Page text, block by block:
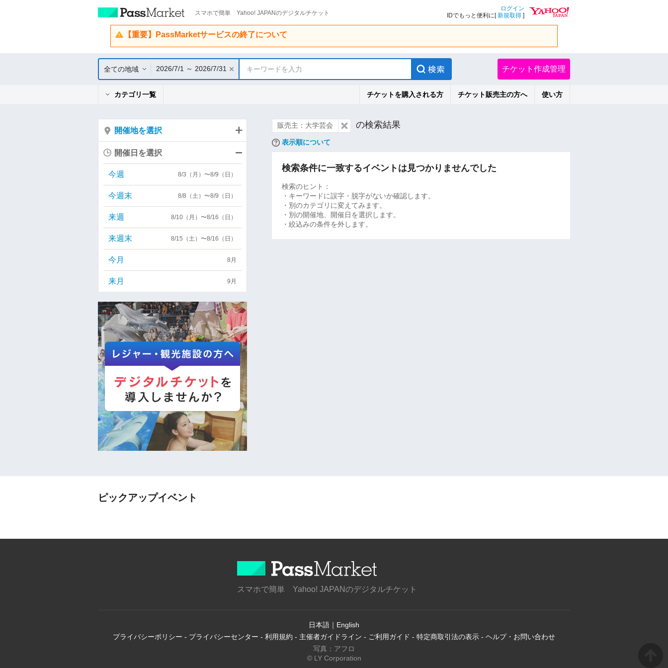
スマホで簡単 Yahoo! JAPANのデジタルチケット
ログイン
IDでもっと便利に[新規取得 ]
【重要】PassMarketサービスの終了について
全ての地域 2026/7/1 ～ 2026/7/31 キーワードを入力 チケット作成管理
カテゴリ一覧 チケットを購入される方 チケット販売主の方へ 使い方
販売主：大学芸会 の検索結果
表示順について
検索条件に一致するイベントは見つかりませんでした
検索のヒント：
・キーワードに誤字・脱字がないか確認します。
・別のカテゴリに変えてみます。
・別の開催地、開催日を選択します。
・絞込みの条件を外します。
開催地を選択
開催日を選択
今週 8/3（月）〜8/9（日）
今週末 8/8（土）〜8/9（日）
来週 8/10（月）〜8/16（日）
来週末 8/15（土）〜8/16（日）
今月 8月
来月 9月
ピックアップイベント
スマホで簡単 Yahoo! JAPANのデジタルチケット
日本語 ｜ English
プライバシーポリシー - プライバシーセンター - 利用規約 - 主催者ガイドライン - ご利用ガイド - 特定商取引法の表示 - ヘルプ・お問い合わせ
写真：アフロ
© LY Corporation